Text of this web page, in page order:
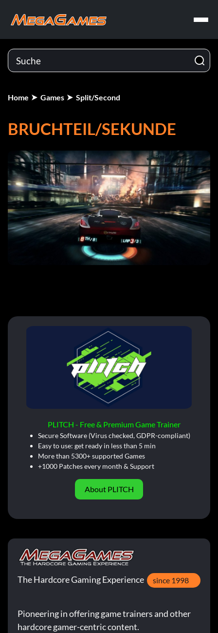
Home Games Split/Second
BRUCHTEIL/SEKUNDE
PLITCH - Free & Premium Game Trainer
Secure Software (Virus checked, GDPR-compliant)
Easy to use: get ready in less than 5 min
More than 5300+ supported Games
+1000 Patches every month & Support
About PLITCH
The Hardcore Gaming Experience since 1998
Pioneering in offering game trainers and other
hardcore gamer-centric content.